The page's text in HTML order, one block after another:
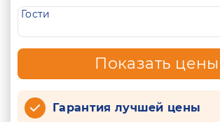
Гости
Показать цены
Гарантия лучшей цены